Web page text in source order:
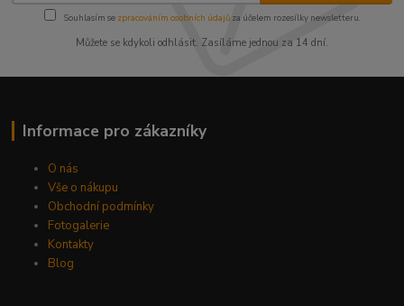
Souhlasím se zpracováním osobních údajůza účelem rozesílky newsletteru.
Můžete se kdykoli odhlásit. Zasíláme jednou za 14 dní.
Informace pro zákazníky
O nás
Vše o nákupu
Obchodní podmínky
Fotogalerie
Kontakty
Blog